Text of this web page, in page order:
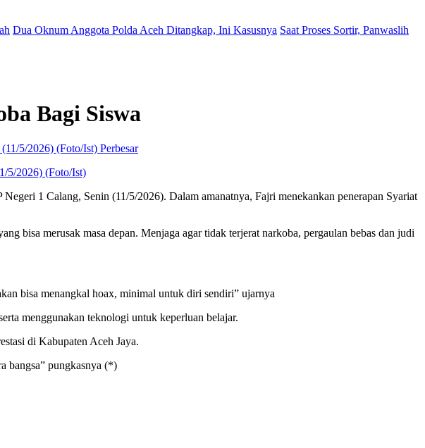
Dua Oknum Anggota Polda Aceh Ditangkap, Ini Kasusnya Saat Proses Sortir, Panwaslih
Bagi Siswa
Perbesar
5/2026) (Foto/Ist)
1 Calang, Senin (11/5/2026). Dalam amanatnya, Fajri menekankan penerapan Syariat
bisa merusak masa depan. Menjaga agar tidak terjerat narkoba, pergaulan bebas dan judi
bisa menangkal hoax, minimal untuk diri sendiri” ujarnya
menggunakan teknologi untuk keperluan belajar.
di Kabupaten Aceh Jaya.
bangsa” pungkasnya (*)